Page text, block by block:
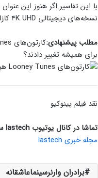
با این تفاسیر اگر هنوز این
نسخه‌های دیجیتالی 4K UHD کازابلانکا قرار است در تاریخ ۱۷ آبان ماه منتشر شود.
مطلب پیشنهادی:کارتون‌های Looney Tunes هیچ‌گاه نمی‌میرند
برای همیشه تغییر دادند؟
نقد فیلم پینوکیو
تماشا در کانال یوتیوب lastech سینما
مجله خبری lastech
برادران وارنرسینماعاشقانه